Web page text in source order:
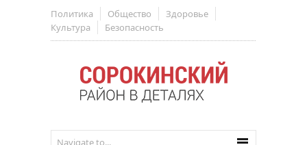
Политика Общество
Здоровье
Культура
Безопасность